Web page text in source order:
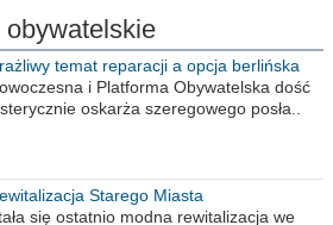
temat reparacji a opcja berlińska
i Platforma Obywatelska dość
oskarża szeregowego posła..
Starego Miasta
się ostatnio modna rewitalizacja we